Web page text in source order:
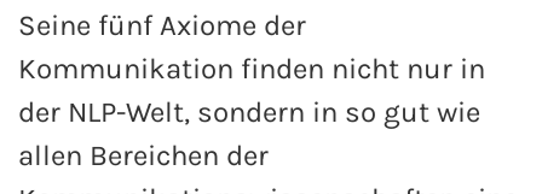
Seine fünf Axiome der
Kommunikation finden nicht nur in
der NLP-Welt, sondern in so gut wie
allen Bereichen der